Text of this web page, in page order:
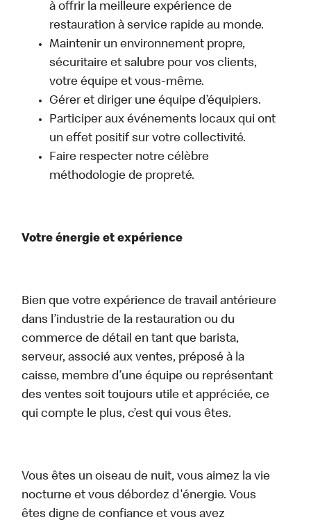
à offrir la meilleure expérience de
restauration à service rapide au monde.
Maintenir un environnement propre,
sécuritaire et salubre pour vos clients,
votre équipe et vous-même.
Gérer et diriger une équipe d’équipiers.
Participer aux événements locaux qui ont
un effet positif sur votre collectivité.
Faire respecter notre célèbre
méthodologie de propreté.
Votre énergie et expérience
Bien que votre expérience de travail antérieure
dans l’industrie de la restauration ou du
commerce de détail en tant que barista,
serveur, associé aux ventes, préposé à la
caisse, membre d’une équipe ou représentant
des ventes soit toujours utile et appréciée, ce
qui compte le plus, c’est qui vous êtes.
Vous êtes un oiseau de nuit, vous aimez la vie
nocturne et vous débordez d'énergie. Vous
êtes digne de confiance et vous avez